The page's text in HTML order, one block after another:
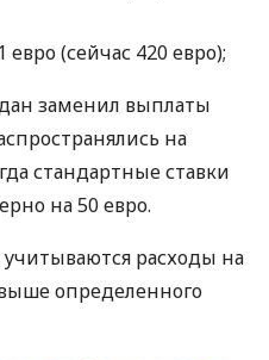
(сейчас 420 евро);
заменил выплаты
на
стандартные ставки
на 50 евро.
расходы на
определенного